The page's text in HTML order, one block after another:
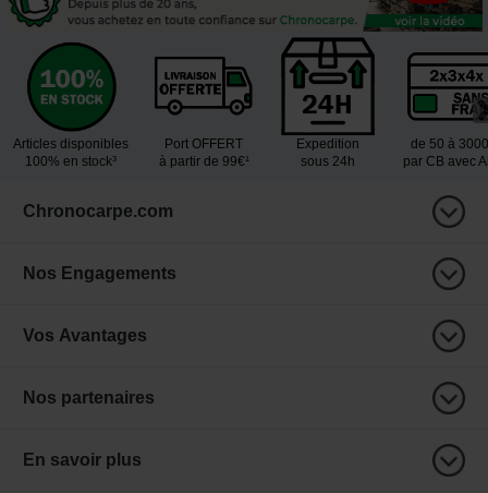
Articles disponibles
100% en stock³
Port OFFERT
à partir de 99€¹
Expedition
sous 24h
de 50 à
par CB avec
Chronocarpe.com
Nos Engagements
Vos Avantages
Nos partenaires
En savoir plus